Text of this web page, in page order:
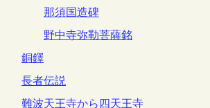
那須国造碑
野中寺弥勒菩薩銘
銅鐸
長者伝説
難波天王寺から四天王寺